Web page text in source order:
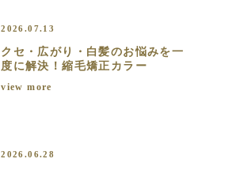
2026.07.13
クセ・広がり・白髪のお悩みを一
度に解決！縮毛矯正カラー
view more
2026.06.28